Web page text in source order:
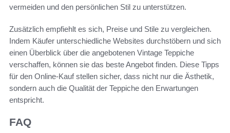
vermeiden und den persönlichen Stil zu unterstützen.
Zusätzlich empfiehlt es sich, Preise und Stile zu vergleichen.
Indem Käufer unterschiedliche Websites durchstöbern und sich
einen Überblick über die angebotenen Vintage Teppiche
verschaffen, können sie das beste Angebot finden. Diese Tipps
für den Online-Kauf stellen sicher, dass nicht nur die Ästhetik,
sondern auch die Qualität der Teppiche den Erwartungen
entspricht.
FAQ